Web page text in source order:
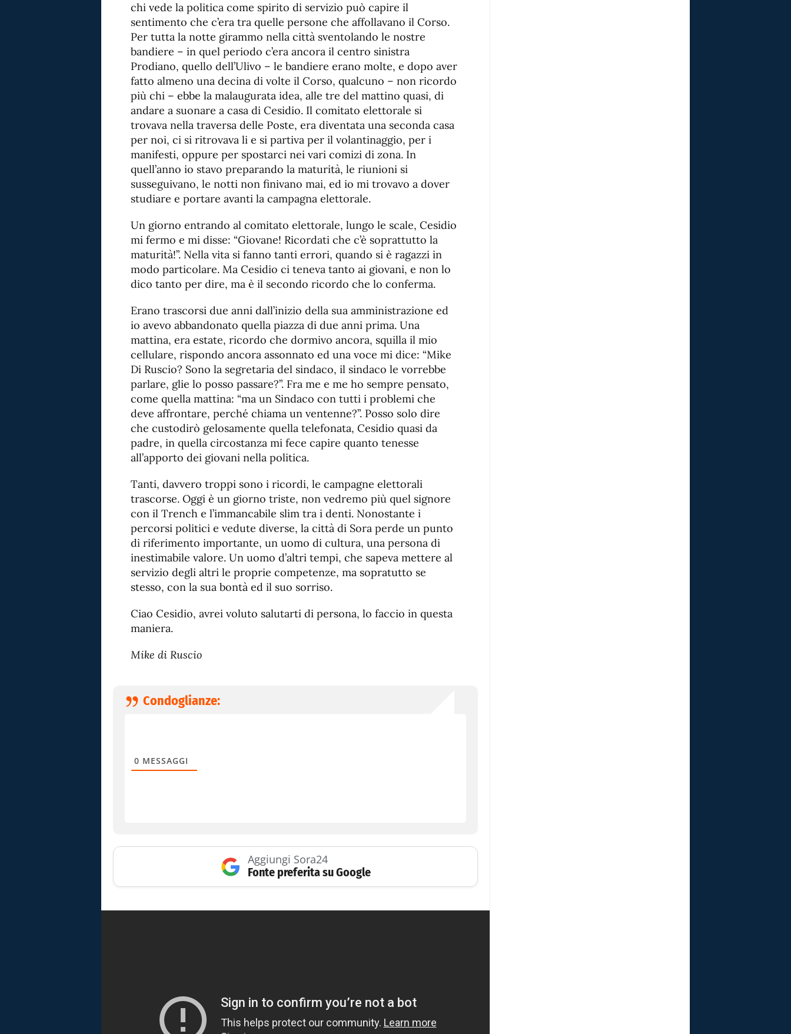
chi vede la politica come spirito di servizio può capire il
sentimento che c’era tra quelle persone che affollavano il Corso.
Per tutta la notte girammo nella città sventolando le nostre
bandiere – in quel periodo c’era ancora il centro sinistra
Prodiano, quello dell’Ulivo – le bandiere erano molte, e dopo aver
fatto almeno una decina di volte il Corso, qualcuno – non ricordo
più chi – ebbe la malaugurata idea, alle tre del mattino quasi, di
andare a suonare a casa di Cesidio. Il comitato elettorale si
trovava nella traversa delle Poste, era diventata una seconda casa
per noi, ci si ritrovava li e si partiva per il volantinaggio, per i
manifesti, oppure per spostarci nei vari comizi di zona. In
quell’anno io stavo preparando la maturità, le riunioni si
susseguivano, le notti non finivano mai, ed io mi trovavo a dover
studiare e portare avanti la campagna elettorale.
Un giorno entrando al comitato elettorale, lungo le scale, Cesidio
mi fermo e mi disse: “Giovane! Ricordati che c’è soprattutto la
maturità!”. Nella vita si fanno tanti errori, quando si è ragazzi in
modo particolare. Ma Cesidio ci teneva tanto ai giovani, e non lo
dico tanto per dire, ma è il secondo ricordo che lo conferma.
Erano trascorsi due anni dall’inizio della sua amministrazione ed
io avevo abbandonato quella piazza di due anni prima. Una
mattina, era estate, ricordo che dormivo ancora, squilla il mio
cellulare, rispondo ancora assonnato ed una voce mi dice: “Mike
Di Ruscio? Sono la segretaria del sindaco, il sindaco le vorrebbe
parlare, glie lo posso passare?”. Fra me e me ho sempre pensato,
come quella mattina: “ma un Sindaco con tutti i problemi che
deve affrontare, perché chiama un ventenne?”. Posso solo dire
che custodirò gelosamente quella telefonata, Cesidio quasi da
padre, in quella circostanza mi fece capire quanto tenesse
all’apporto dei giovani nella politica.
Tanti, davvero troppi sono i ricordi, le campagne elettorali
trascorse. Oggi è un giorno triste, non vedremo più quel signore
con il Trench e l’immancabile slim tra i denti. Nonostante i
percorsi politici e vedute diverse, la città di Sora perde un punto
di riferimento importante, un uomo di cultura, una persona di
inestimabile valore. Un uomo d’altri tempi, che sapeva mettere al
servizio degli altri le proprie competenze, ma sopratutto se
stesso, con la sua bontà ed il suo sorriso.
Ciao Cesidio, avrei voluto salutarti di persona, lo faccio in questa
maniera.
Mike di Ruscio
Condoglianze:
0 MESSAGGI
Aggiungi Sora24
Fonte preferita su Google